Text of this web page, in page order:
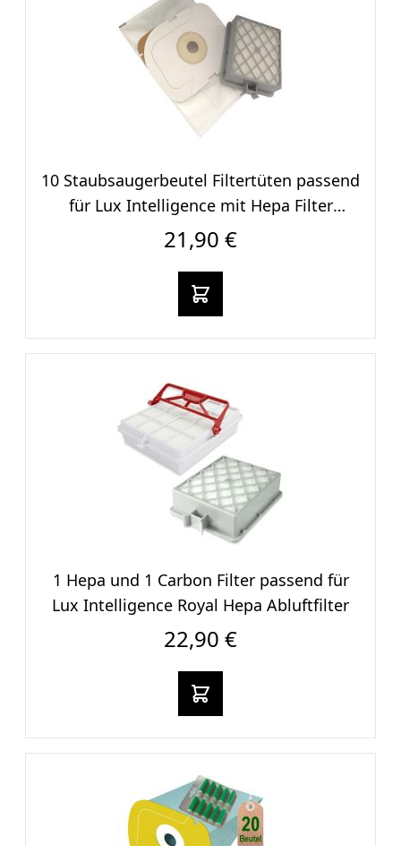
10 Staubsaugerbeut​el Filtertüten passend
für Lux Intelligence mit Hepa Filter
Langzeitfilter
21,90 €
In den warenkorb
1 Hepa und 1 Carbon Filter passend für
Lux Intelligence Royal Hepa Abluftfilter
22,90 €
In den warenkorb